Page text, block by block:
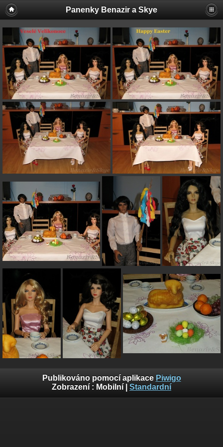
Panenky Benazir a Skye
Publikováno pomocí aplikace Piwigo
Zobrazení : Mobilní Standardní